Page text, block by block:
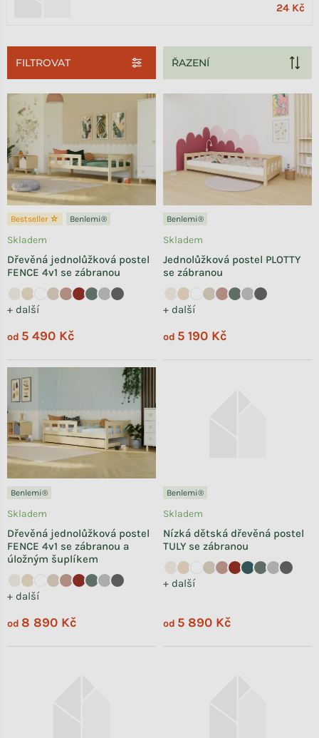
24 Kč
FILTROVAT
Výpis produktů
Bestseller ☆ Benlemi®
Dřevěná jednolůžková postel
FENCE 4v1 se zábranou
+ další
Skladem
od 5 490 Kč
Benlemi®
Jednolůžková postel PLOTTY
se zábranou
+ další
Skladem
od 5 190 Kč
Benlemi®
Dřevěná jednolůžková postel
FENCE 4v1 se zábranou a
úložným šuplíkem
+ další
Skladem
od 8 890 Kč
Benlemi®
Nízká dětská dřevěná postel
TULY se zábranou
+ další
Skladem
od 5 890 Kč